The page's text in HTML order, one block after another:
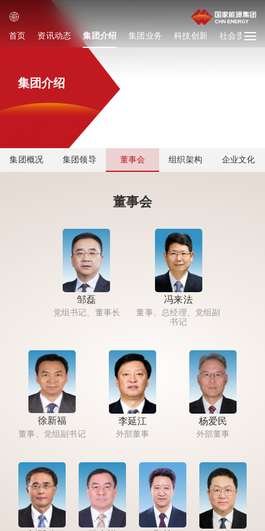
首页 资讯动态 集团介绍 集团业务 科技创新 社会责任
集团介绍
集团概况 集团领导 董事会 组织架构 企业文化
董事会
邹磊
党组书记、董事长
冯来法
董事、总经理、党组副
书记
徐新福
董事、党组副书记
李延江
外部董事
杨爱民
外部董事